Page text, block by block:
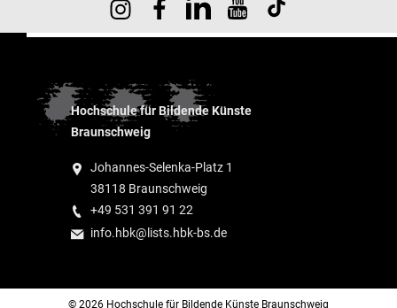
Hochschule für Bildende Künste
Braunschweig
Johannes-Selenka-Platz 1
38118 Braunschweig
+49 531 391 91 22
info.hbk@lists.hbk-bs.de
© 2026 Hochschule für Bildende Künste Braunschweig